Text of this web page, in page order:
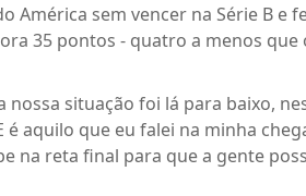
sem vencer na Série B e
35 pontos - quatro a menos que
situação foi lá para baixo,
aquilo que eu falei na minha
na reta final para que a gente